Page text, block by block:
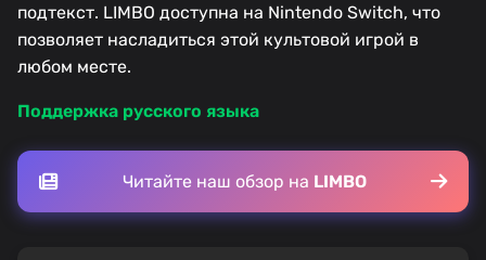
подтекст. LIMBO доступна на Nintendo Switch, что
позволяет насладиться этой культовой игрой в
любом месте.
Поддержка русского языка
Читайте наш обзор на LIMBO